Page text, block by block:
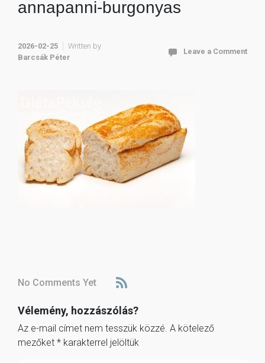
annapanni-burgonyas
2026-02-25
Written by
Barcsák Péter
Leave a Comment
No Comments Yet
Vélemény, hozzászólás?
Az e-mail címet nem tesszük közzé. A kötelező
mezőket * karakterrel jelöltük